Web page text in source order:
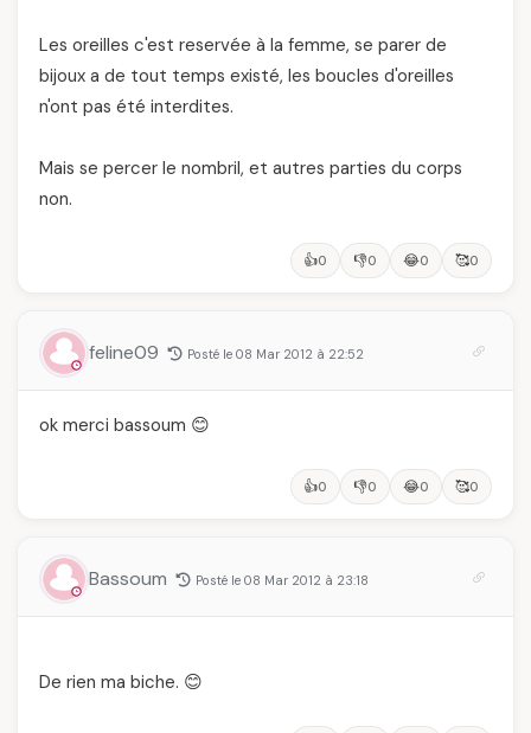
Les oreilles c'est reservée à la femme, se parer de
bijoux a de tout temps existé, les boucles d'oreilles
n'ont pas été interdites.
Mais se percer le nombril, et autres parties du corps
non.
👍0 👎0 😂0 🥰0
feline09 Posté le 08 Mar 2012 à 22:52
ok merci bassoum 😊
👍0 👎0 😂0 🥰0
Bassoum Posté le 08 Mar 2012 à 23:18
De rien ma biche. 😊